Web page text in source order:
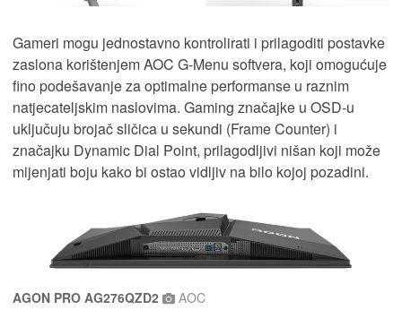
Gameri mogu jednostavno kontrolirati i prilagoditi postavke
zaslona korištenjem AOC G-Menu softvera, koji omogućuje
fino podešavanje za optimalne performanse u raznim
natjecateljskim naslovima. Gaming značajke u OSD-u
uključuju brojač sličica u sekundi (Frame Counter) i
značajku Dynamic Dial Point, prilagodljivi nišan koji može
mijenjati boju kako bi ostao vidljiv na bilo kojoj pozadini.
AGON PRO AG276QZD2 AOC